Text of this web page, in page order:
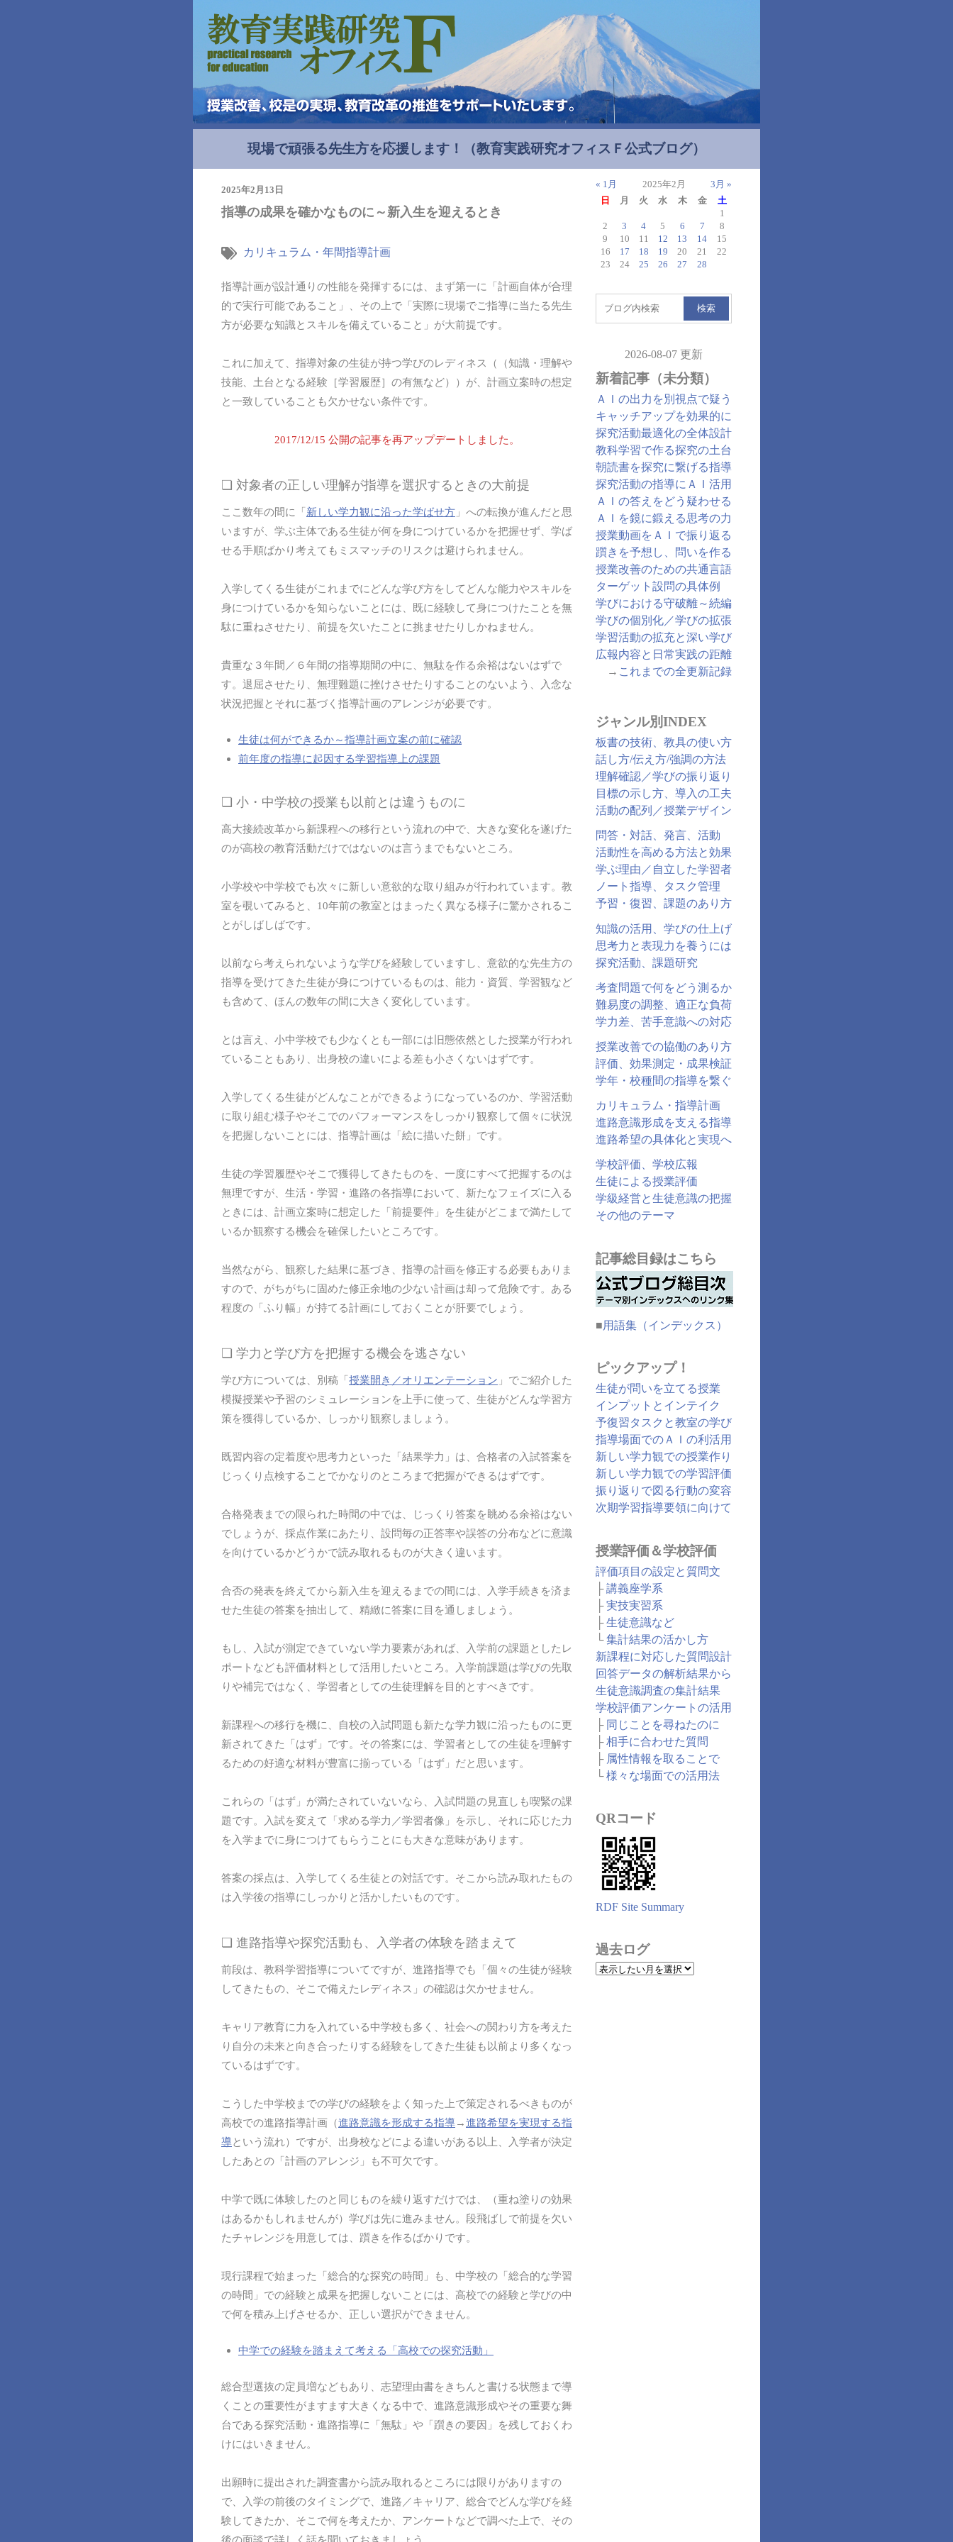
現場で頑張る先生方を応援します！ （教育実践研究オフィスＦ公式ブログ）
2025年2月13日
指導の成果を確かなものに～新入生を迎えるとき
カリキュラム・年間指導計画
指導計画が設計通りの性能を発揮するには、まず第一に「計画自体が合理
的で実行可能であること」、その上で「実際に現場でご指導に当たる先生
方が必要な知識とスキルを備えていること」が大前提です。
これに加えて、指導対象の生徒が持つ学びのレディネス（（知識・理解や
技能、土台となる経験［学習履歴］の有無など））が、計画立案時の想定
と一致していることも欠かせない条件です。
2017/12/15 公開の記事を再アップデートしました。
❏ 対象者の正しい理解が指導を選択するときの大前提
ここ数年の間に「新しい学力観に沿った学ばせ方 」への転換が進んだと思
いますが、学ぶ主体である生徒が何を身につけているかを把握せず、学ば
せる手順ばかり考えてもミスマッチのリスクは避けられません。
入学してくる生徒がこれまでにどんな学び方をしてどんな能力やスキルを
身につけているかを知らないことには、既に経験して身につけたことを無
駄に重ねさせたり、前提を欠いたことに挑ませたりしかねません。
貴重な３年間／６年間の指導期間の中に、無駄を作る余裕はないはずで
す。退屈させたり、無理難題に挫けさせたりすることのないよう、入念な
状況把握とそれに基づく指導計画のアレンジが必要です。
生徒は何ができるか～指導計画立案の前に確認
前年度の指導に起因する学習指導上の課題
❏ 小・中学校の授業も以前とは違うものに
高大接続改革から新課程への移行という流れの中で、大きな変化を遂げた
のが高校の教育活動だけではないのは言うまでもないところ。
小学校や中学校でも次々に新しい意欲的な取り組みが行われています。教
室を覗いてみると、10年前の教室とはまったく異なる様子に驚かされるこ
とがしばしばです。
以前なら考えられないような学びを経験していますし、意欲的な先生方の
指導を受けてきた生徒が身につけているものは、能力・資質、学習観など
も含めて、ほんの数年の間に大きく変化しています。
とは言え、小中学校でも少なくとも一部には旧態依然とした授業が行われ
ていることもあり、出身校の違いによる差も小さくないはずです。
入学してくる生徒がどんなことができるようになっているのか、学習活動
に取り組む様子やそこでのパフォーマンスをしっかり観察して個々に状況
を把握しないことには、指導計画は「絵に描いた餅」です。
生徒の学習履歴やそこで獲得してきたものを、一度にすべて把握するのは
無理ですが、生活・学習・進路の各指導において、新たなフェイズに入る
ときには、計画立案時に想定した「前提要件」を生徒がどこまで満たして
いるか観察する機会を確保したいところです。
当然ながら、観察した結果に基づき、指導の計画を修正する必要もありま
すので、がちがちに固めた修正余地の少ない計画は却って危険です。ある
程度の「ふり幅」が持てる計画にしておくことが肝要でしょう。
❏ 学力と学び方を把握する機会を逃さない
学び方については、別稿「授業開き／オリエンテーション 」でご紹介した
模擬授業や予習のシミュレーションを上手に使って、生徒がどんな学習方
策を獲得しているか、しっかり観察しましょう。
既習内容の定着度や思考力といった「結果学力」は、合格者の入試答案を
じっくり点検することでかなりのところまで把握ができるはずです。
合格発表までの限られた時間の中では、じっくり答案を眺める余裕はない
でしょうが、採点作業にあたり、設問毎の正答率や誤答の分布などに意識
を向けているかどうかで読み取れるものが大きく違います。
合否の発表を終えてから新入生を迎えるまでの間には、入学手続きを済ま
せた生徒の答案を抽出して、精緻に答案に目を通しましょう。
もし、入試が測定できていない学力要素があれば、入学前の課題としたレ
ポートなども評価材料として活用したいところ。入学前課題は学びの先取
りや補完ではなく、学習者としての生徒理解を目的とすべきです。
新課程への移行を機に、自校の入試問題も新たな学力観に沿ったものに更
新されてきた「はず」です。その答案には、学習者としての生徒を理解す
るための好適な材料が豊富に揃っている「はず」だと思います。
これらの「はず」が満たされていないなら、入試問題の見直しも喫緊の課
題です。入試を変えて「求める学力／学習者像」を示し、それに応じた力
を入学までに身につけてもらうことにも大きな意味があります。
答案の採点は、入学してくる生徒との対話です。そこから読み取れたもの
は入学後の指導にしっかりと活かしたいものです。
❏ 進路指導や探究活動も、入学者の体験を踏まえて
前段は、教科学習指導についてですが、進路指導でも「個々の生徒が経験
してきたもの、そこで備えたレディネス」の確認は欠かせません。
キャリア教育に力を入れている中学校も多く、社会への関わり方を考えた
り自分の未来と向き合ったりする経験をしてきた生徒も以前より多くなっ
ているはずです。
こうした中学校までの学びの経験をよく知った上で策定されるべきものが
高校での進路指導計画（進路意識を形成する指導→進路希望を実現する指
導という流れ）ですが、出身校などによる違いがある以上、入学者が決定
したあとの「計画のアレンジ」も不可欠です。
中学で既に体験したのと同じものを繰り返すだけでは、（重ね塗りの効果
はあるかもしれませんが）学びは先に進みません。段飛ばしで前提を欠い
たチャレンジを用意しては、躓きを作るばかりです。
現行課程で始まった「総合的な探究の時間」も、中学校の「総合的な学習
の時間」での経験と成果を把握しないことには、高校での経験と学びの中
で何を積み上げさせるか、正しい選択ができません。
中学での経験を踏まえて考える「高校での探究活動」
総合型選抜の定員増などもあり、志望理由書をきちんと書ける状態まで導
くことの重要性がますます大きくなる中で、進路意識形成やその重要な舞
台である探究活動・進路指導に「無駄」や「躓きの要因」を残しておくわ
けにはいきません。
出願時に提出された調査書から読み取れるところには限りがありますの
で、入学の前後のタイミングで、進路／キャリア、総合でどんな学びを経
験してきたか、そこで何を考えたか、アンケートなどで調べた上で、その
2025年2月
日
月 火 水 木 金
土
1
2
3 4 5 6 7
8
9
10 11 12 13 14
15
16
17 18 19 20 21
22
23
24 25 26 27 28
« 1月 3月 »
検索
2026-08-07 更新
新着記事（未分類）
ＡＩの出力を別視点で疑う
キャッチアップを効果的に
探究活動最適化の全体設計
教科学習で作る探究の土台
朝読書を探究に繋げる指導
探究活動の指導にＡＩ活用
ＡＩの答えをどう疑わせる
ＡＩを鏡に鍛える思考の力
授業動画をＡＩで振り返る
躓きを予想し、問いを作る
授業改善のための共通言語
ターゲット設問の具体例
学びにおける守破離～続編
学びの個別化／学びの拡張
学習活動の拡充と深い学び
広報内容と日常実践の距離
→ これまでの全更新記録
ジャンル別INDEX
板書の技術、教具の使い方
話し方/伝え方/強調の方法
理解確認／学びの振り返り
目標の示し方、導入の工夫
活動の配列／授業デザイン
問答・対話、発言、活動
活動性を高める方法と効果
学ぶ理由／自立した学習者
ノート指導、タスク管理
予習・復習、課題のあり方
知識の活用、学びの仕上げ
思考力と表現力を養うには
探究活動、課題研究
考査問題で何をどう測るか
難易度の調整、適正な負荷
学力差、苦手意識への対応
授業改善での協働のあり方
評価、効果測定・成果検証
学年・校種間の指導を繋ぐ
カリキュラム・指導計画
進路意識形成を支える指導
進路希望の具体化と実現へ
学校評価、学校広報
生徒による授業評価
学級経営と生徒意識の把握
その他のテーマ
記事総目録はこちら
■用語集（インデックス）
ピックアップ！
生徒が問いを立てる授業
インプットとインテイク
予復習タスクと教室の学び
指導場面でのＡＩの利活用
新しい学力観での授業作り
新しい学力観での学習評価
振り返りで図る行動の変容
次期学習指導要領に向けて
授業評価＆学校評価
評価項目の設定と質問文
├講義座学系
├実技実習系
├生徒意識など
└集計結果の活かし方
新課程に対応した質問設計
回答データの解析結果から
生徒意識調査の集計結果
学校評価アンケートの活用
├ 同じことを尋ねたのに
├相手に合わせた質問
├ 属性情報を取ることで
└様々な場面での活用法
QRコード
RDF Site Summary
過去ログ